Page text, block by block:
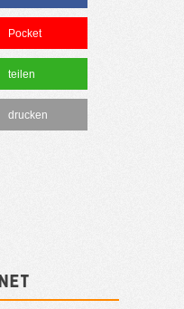
Pocket
teilen
drucken